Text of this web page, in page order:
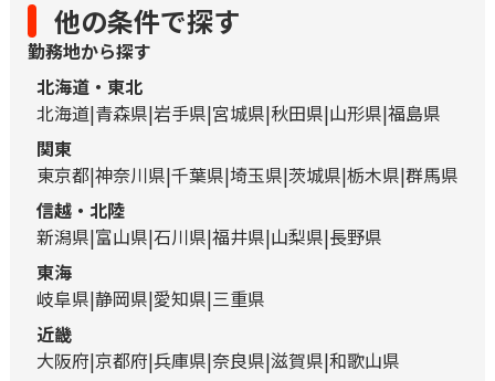
他の条件で探す
勤務地から探す
北海道・東北
北海道 青森県 岩手県 宮城県 秋田県 山形県 福島県
関東
東京都 神奈川県 千葉県 埼玉県 茨城県 栃木県 群馬県
信越・北陸
新潟県 富山県 石川県 福井県 山梨県 長野県
東海
岐阜県 静岡県 愛知県 三重県
近畿
大阪府 京都府 兵庫県 奈良県 滋賀県 和歌山県